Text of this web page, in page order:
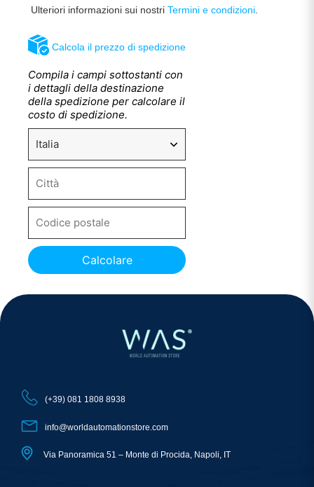
Calcola il prezzo di spedizione
Compila i campi sottostanti con
i dettagli della destinazione
della spedizione per calcolare il
costo di spedizione.
Calcolare
Ulteriori informazioni sui nostri Termini e condizioni.
(+39) 081 1808 8938
info@worldautomationstore.com
Via Panoramica 51 – Monte di Procida, Napoli, IT